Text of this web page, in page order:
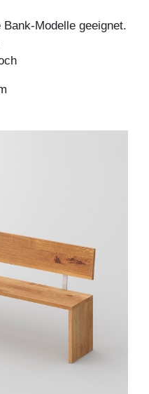
Modelle geeignet.